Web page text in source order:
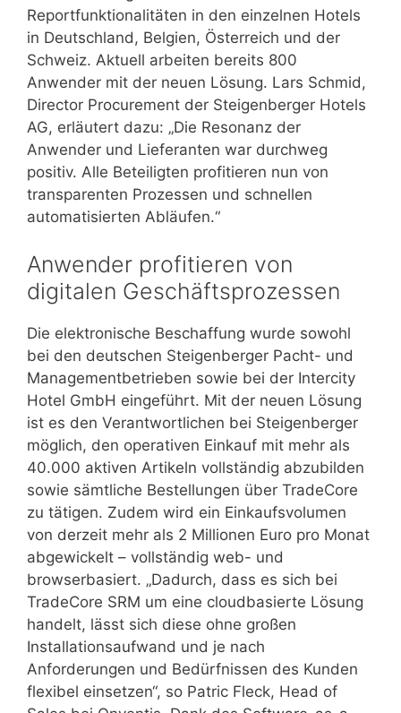
Reportfunktionalitäten in den einzelnen Hotels
in Deutschland, Belgien, Österreich und der
Schweiz. Aktuell arbeiten bereits 800
Anwender mit der neuen Lösung. Lars Schmid,
Director Procurement der Steigenberger Hotels
AG, erläutert dazu: „Die Resonanz der
Anwender und Lieferanten war durchweg
positiv. Alle Beteiligten profitieren nun von
transparenten Prozessen und schnellen
automatisierten Abläufen.“
Anwender profitieren von
digitalen Geschäftsprozessen
Die elektronische Beschaffung wurde sowohl
bei den deutschen Steigenberger Pacht- und
Managementbetrieben sowie bei der Intercity
Hotel GmbH eingeführt. Mit der neuen Lösung
ist es den Verantwortlichen bei Steigenberger
möglich, den operativen Einkauf mit mehr als
40.000 aktiven Artikeln vollständig abzubilden
sowie sämtliche Bestellungen über TradeCore
zu tätigen. Zudem wird ein Einkaufsvolumen
von derzeit mehr als 2 Millionen Euro pro Monat
abgewickelt – vollständig web- und
browserbasiert. „Dadurch, dass es sich bei
TradeCore SRM um eine cloudbasierte Lösung
handelt, lässt sich diese ohne großen
Installationsaufwand und je nach
Anforderungen und Bedürfnissen des Kunden
flexibel einsetzen“, so Patric Fleck, Head of